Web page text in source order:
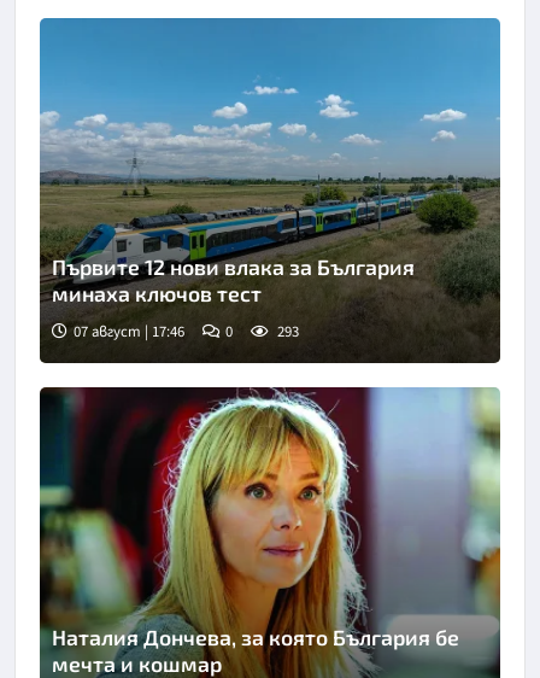
Първите 12 нови влака за България
минаха ключов тест
07 август | 17:46 0 293
Наталия Дончева, за която България бе
мечта и кошмар